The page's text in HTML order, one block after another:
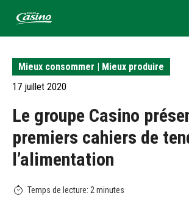
Bienvenue sur le site du Groupe Casino
Mieux consommer | Mieux produire
17 juillet 2020
Le groupe Casino
premiers cahiers de
l’alimentation